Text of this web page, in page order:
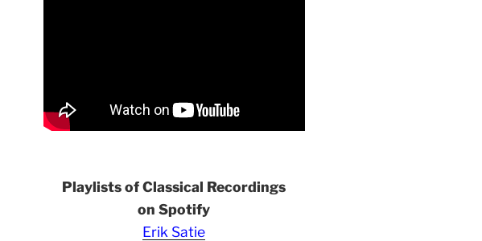
Playlists of Classical Recordings
on Spotify
Erik Satie